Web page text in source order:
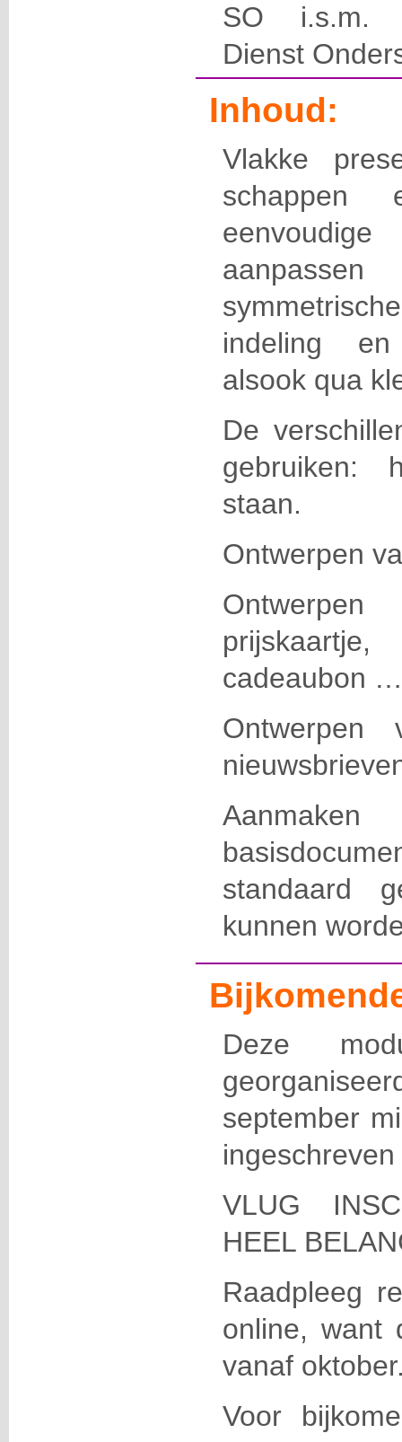
SO i.s.m.
Dienst
Inhoud:
Vlakke
schappen
indeling
alsook qua
De
gebruiken:
staan.
Ontwerpen
cadeaubon …
Ontwerpen
standaard
kunnen
Deze
september
ingeschreven
VLUG
HEEL
Raadpleeg
online, want
vanaf
Voor